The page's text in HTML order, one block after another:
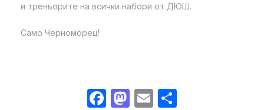
и треньорите на всички набори от ДЮШ.
Само Черноморец!
Facebook
Mastodon
Email